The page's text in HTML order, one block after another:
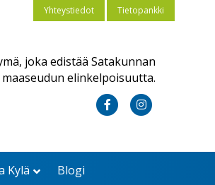
Yhteystiedot Tietopankki
joka edistää Satakunnan
maaseudun elinkelpoisuutta.
c
s
Kylä Blogi